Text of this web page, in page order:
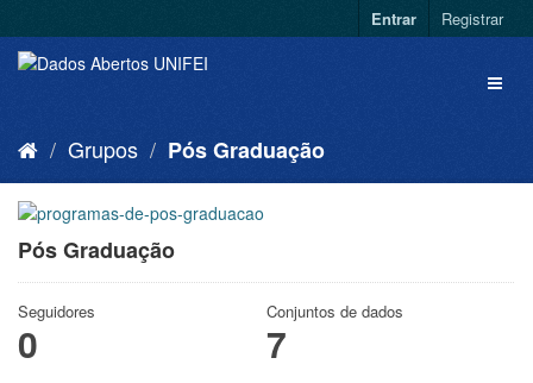
Entrar Registrar
Grupos Pós Graduação
Pós Graduação
Seguidores
0
Conjuntos de dados
7